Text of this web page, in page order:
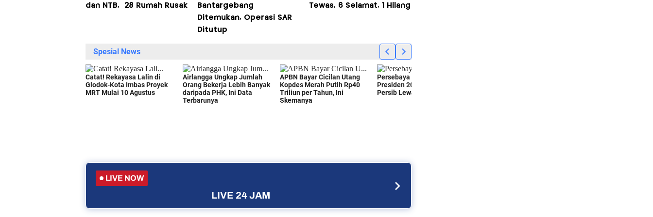
dan NTB, 28 Rumah Rusak
Bantargebang
Ditemukan, Operasi SAR
Ditutup
Tewas, 6 Selamat, 1 Hilang
LIVE NOW
LIVE 24 JAM